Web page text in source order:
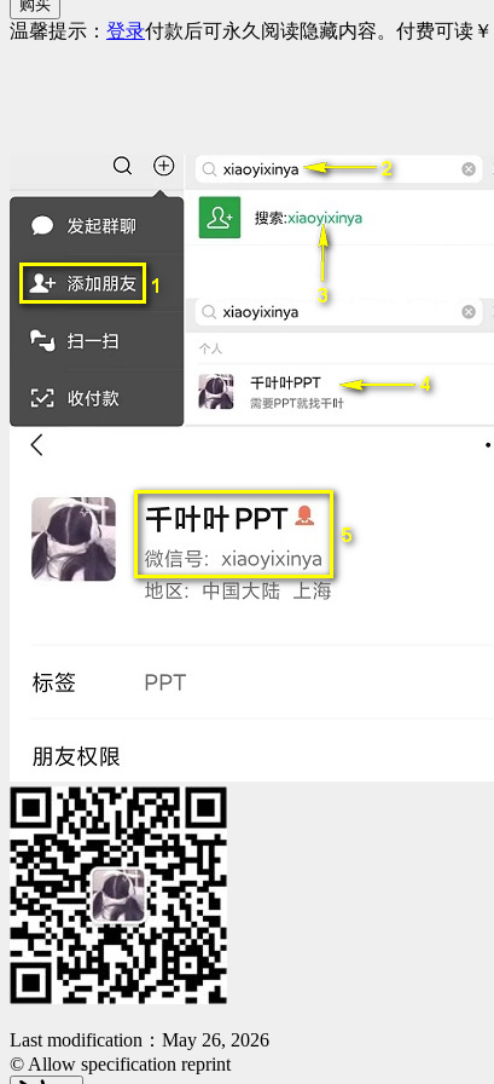
购买
温馨提示： 登录付款后可永久阅读隐藏内容。 付费可读 ￥
Last modification：May 26, 2026
© Allow specification reprint